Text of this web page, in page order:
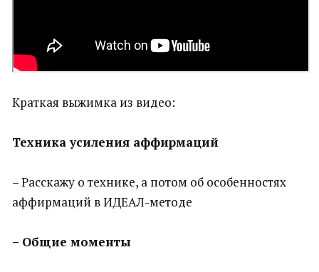
Краткая выжимка из видео:
Техника усиления аффирмаций
– Расскажу о технике, а потом об особенностях
аффирмаций в ИДЕАЛ-методе
– Общие моменты